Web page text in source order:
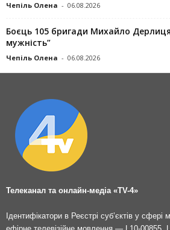
Чепіль Олена - 06.08.2026
Боєць 105 бригади Михайло
мужність”
Чепіль Олена - 06.08.2026
Телеканал та онлайн-медіа «TV-4»
Ідентифікатори в Реєстрі суб’єктів у сфері